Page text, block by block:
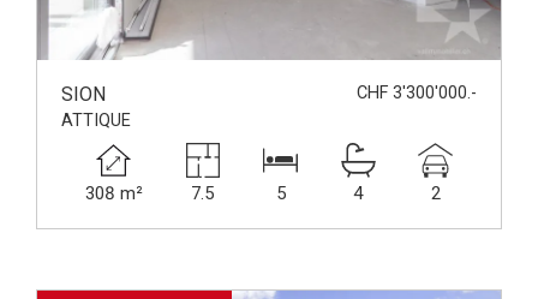
SION
CHF 3'300'000.-
ATTIQUE
308 m² 7.5 5 4 2